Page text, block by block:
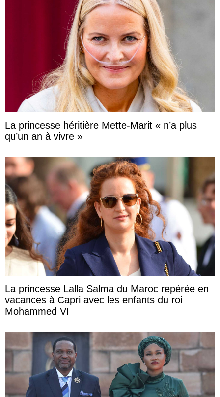
La princesse héritière Mette-Marit « n’a plus
qu’un an à vivre »
La princesse Lalla Salma du Maroc repérée en
vacances à Capri avec les enfants du roi
Mohammed VI